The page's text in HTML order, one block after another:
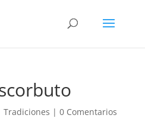
Tradiciones | 0 Comentarios